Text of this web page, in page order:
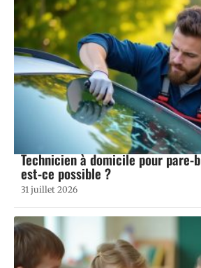
Technicien à domicile pour pare-
est-ce possible ?
31 juillet 2026